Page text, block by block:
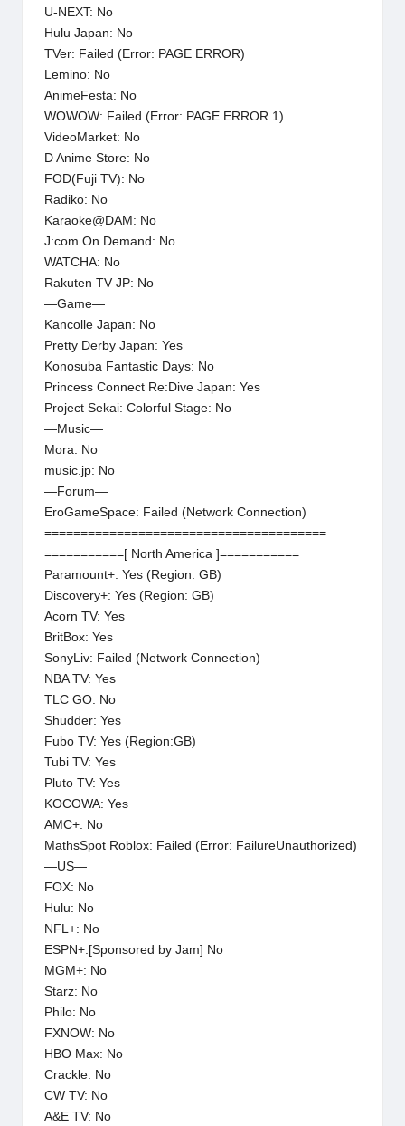
U-NEXT: No
Hulu Japan: No
TVer: Failed (Error: PAGE ERROR)
Lemino: No
AnimeFesta: No
WOWOW: Failed (Error: PAGE ERROR 1)
VideoMarket: No
D Anime Store: No
FOD(Fuji TV): No
Radiko: No
Karaoke@DAM: No
J:com On Demand: No
WATCHA: No
Rakuten TV JP: No
—Game—
Kancolle Japan: No
Pretty Derby Japan: Yes
Konosuba Fantastic Days: No
Princess Connect Re:Dive Japan: Yes
Project Sekai: Colorful Stage: No
—Music—
Mora: No
music.jp: No
—Forum—
EroGameSpace: Failed (Network Connection)
=======================================
===========[ North America ]===========
Paramount+: Yes (Region: GB)
Discovery+: Yes (Region: GB)
Acorn TV: Yes
BritBox: Yes
SonyLiv: Failed (Network Connection)
NBA TV: Yes
TLC GO: No
Shudder: Yes
Fubo TV: Yes (Region:GB)
Tubi TV: Yes
Pluto TV: Yes
KOCOWA: Yes
AMC+: No
MathsSpot Roblox: Failed (Error: FailureUnauthorized)
—US—
FOX: No
Hulu: No
NFL+: No
ESPN+:[Sponsored by Jam] No
MGM+: No
Starz: No
Philo: No
FXNOW: No
HBO Max: No
Crackle: No
CW TV: No
A&E TV: No